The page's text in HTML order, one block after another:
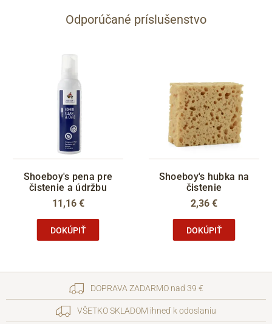
Odporúčané príslušenstvo
Shoeboy's pena pre
čistenie a údržbu
11,16 €
DOKÚPIŤ
Shoeboy's hubka na
čistenie
2,36 €
DOKÚPIŤ
DOPRAVA ZADARMO nad 39 €
VŠETKO SKLADOM ihneď k odoslaniu